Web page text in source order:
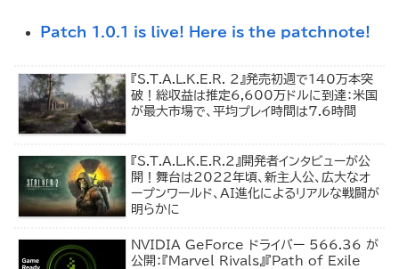
Patch 1.0.1 is live! Here is the patchnote!
『S.T.A.L.K.E.R. 2』発売初週で140万本突
破！総収益は推定6,600万ドルに到達：米国
が最大市場で、平均プレイ時間は7.6時間
『S.T.A.L.K.E.R.2』開発者インタビューが公
開！舞台は2022年頃、新主人公、広大なオ
ープンワールド、AI進化によるリアルな戦闘が
明らかに
NVIDIA GeForce ドライバー 566.36 が
公開：『Marvel Rivals』『Path of Exile